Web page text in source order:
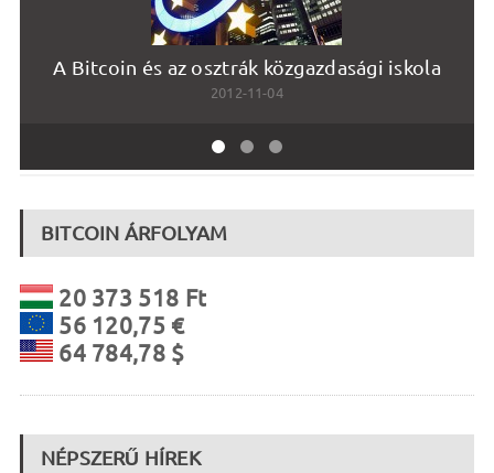
A Bitcoin és az osztrák közgazdasági iskola
2012-11-04
BITCOIN ÁRFOLYAM
20 373 518 Ft
56 120,75 €
64 784,78 $
NÉPSZERŰ HÍREK